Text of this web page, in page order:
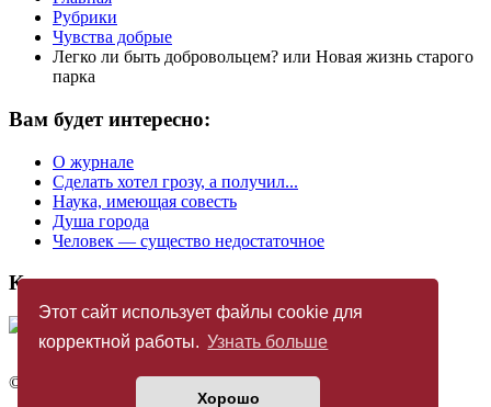
Этот сайт использует файлы cookie для
корректной работы. Узнать больше
Хорошо
Рубрики
Чувства добрые
Легко ли быть добровольцем? или Новая жизнь старого
парка
Вам будет интересно:
О журнале
Сделать хотел грозу, а получил...
Наука, имеющая совесть
Душа города
Человек — существо недостаточное
Купить журнал
© Издательство «Новый Акрополь»2005 — 2026
Политика конфиденциальности